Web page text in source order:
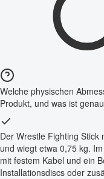
Welche physischen
Produkt, und was ist
Der Wrestle Fighting
und wiegt etwa 0,75 kg.
mit festem Kabel und ein
Installationsdiscs oder